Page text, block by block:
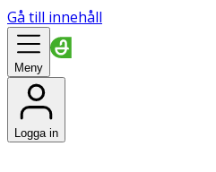
Gå till innehåll
Meny
Logga in